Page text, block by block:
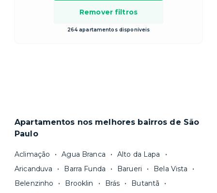
Remover filtros
264 apartamentos disponíveis
Apartamentos nos melhores bairros de São
Paulo
Aclimação Agua Branca
Alto da Lapa
Aricanduva
Barra Funda Barueri
Bela Vista
Belenzinho
Brooklin Brás
Butantã